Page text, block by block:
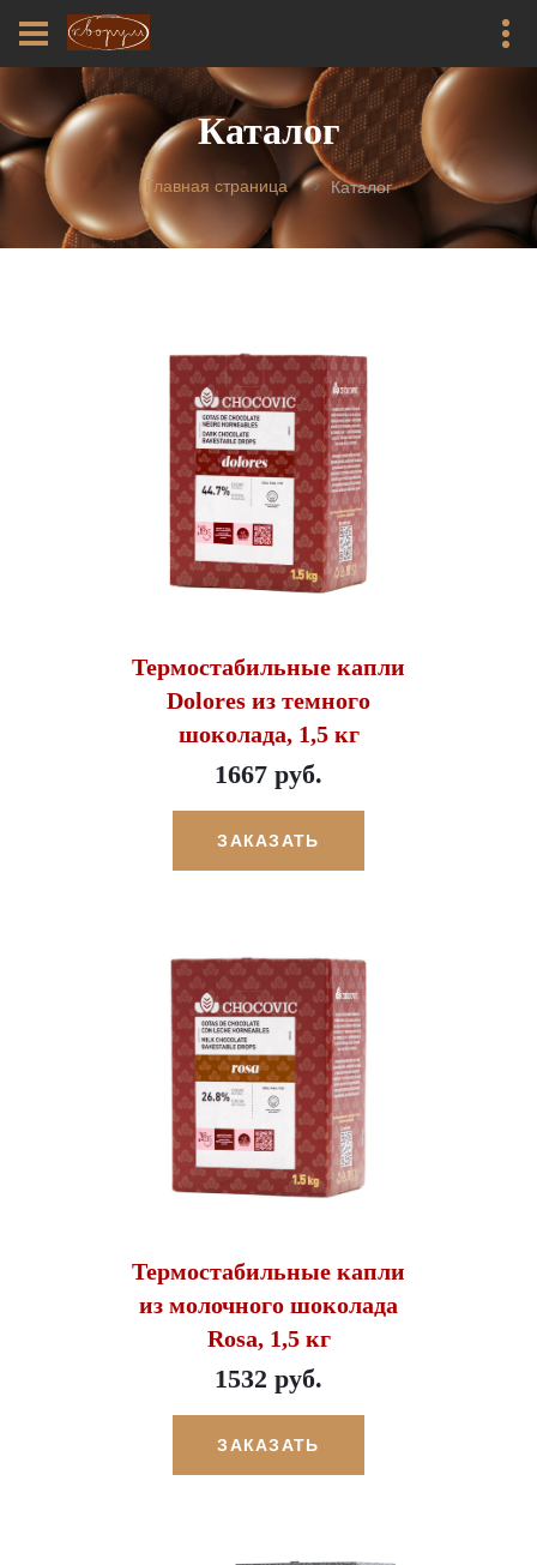
Каталог
Главная страница Каталог
Термостабильные капли
Dolores из темного
шоколада, 1,5 кг
1667 руб.
ЗАКАЗАТЬ
Термостабильные капли
из молочного шоколада
Rosa, 1,5 кг
1532 руб.
ЗАКАЗАТЬ